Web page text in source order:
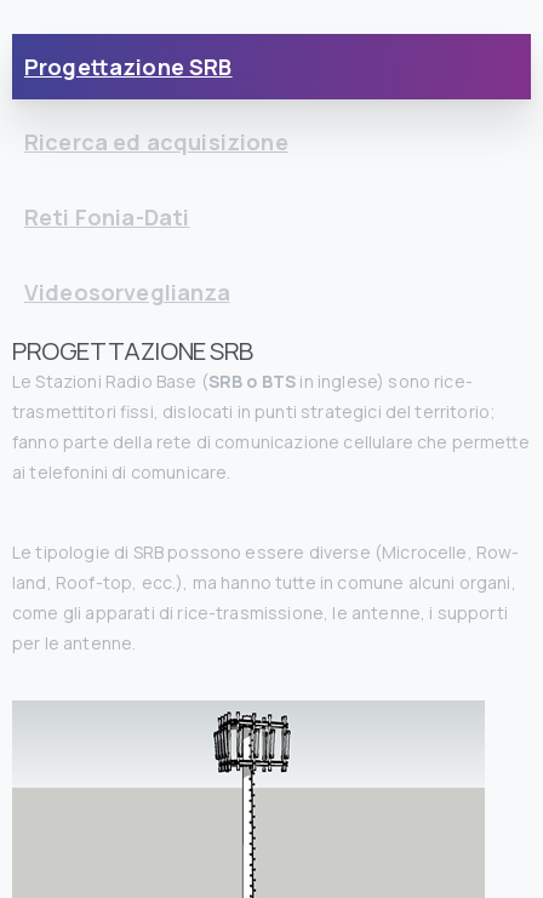
Progettazione SRB
Ricerca ed acquisizione
Reti Fonia-Dati
Videosorveglianza
PROGETTAZIONE SRB
Le Stazioni Radio Base (SRB o BTS in inglese) sono rice-
trasmettitori fissi, dislocati in punti strategici del territorio;
fanno parte della rete di comunicazione cellulare che permette
ai telefonini di comunicare.
Le tipologie di SRB possono essere diverse (Microcelle, Row-
land, Roof-top, ecc.), ma hanno tutte in comune alcuni organi,
come gli apparati di rice-trasmissione, le antenne, i supporti
per le antenne.